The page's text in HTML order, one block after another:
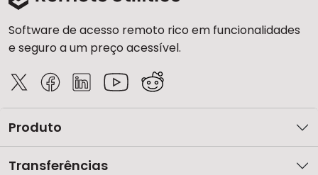
Software de acesso remoto rico em funcionalidades
e seguro a um preço acessível.
Produto
Transferências